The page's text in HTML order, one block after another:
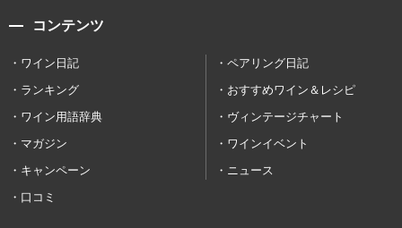
コンテンツ
ワイン日記
ペアリング日記
ランキング
おすすめワイン＆レシピ
ワイン用語辞典
ヴィンテージチャート
マガジン
ワインイベント
キャンペーン
ニュース
口コミ